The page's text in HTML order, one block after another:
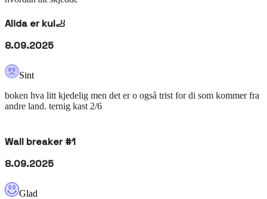
Alida er kul🦶
8.09.2025
Sint
boken hva litt kjedelig men det er o også trist for di som kommer fra
andre land. ternig kast 2/6
Wall breaker #1
8.09.2025
Glad